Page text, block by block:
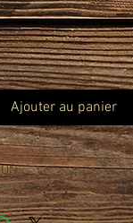
Ajouter au panier
Priority